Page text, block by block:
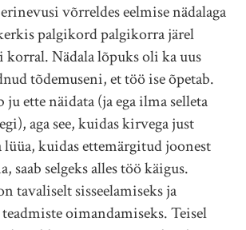
võrreldes eelmise nädalaga
palgikord palgikorra järel
korral. Nädala lõpuks oli ka uus
tõdemuseni, et töö ise õpetab.
ette näidata (ja ega ilma selleta
aga see, kuidas kirvega just
kuidas ettemärgitud joonest
saab selgeks alles töö käigus.
tavaliselt sisseelamiseks ja
oimandamiseks. Teisel